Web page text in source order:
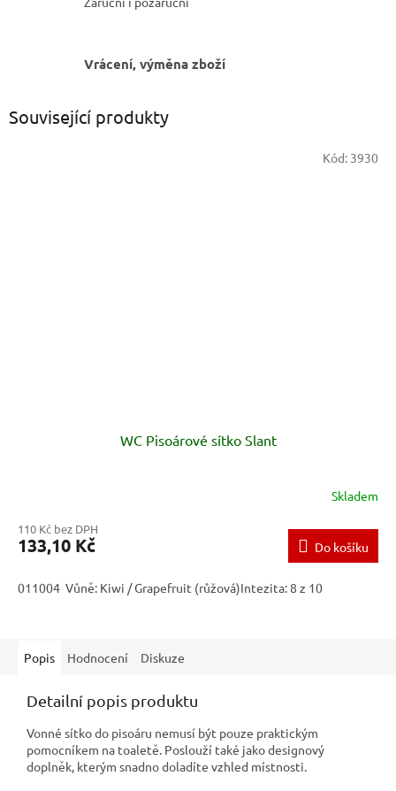
Vrácení, výměna zboží
Související produkty
WC Pisoárové sítko Slant
Skladem
110 Kč bez DPH
133,10 Kč Do košíku
011004 Vůně: Kiwi / Grapefruit (růžová)Intezita: 8 z 10
Kód: 3930
Popis Hodnocení Diskuze
Detailní popis produktu
Vonné sítko do pisoáru nemusí být pouze praktickým
pomocníkem na toaletě. Poslouží také jako designový
doplněk, kterým snadno doladíte vzhled místnosti.